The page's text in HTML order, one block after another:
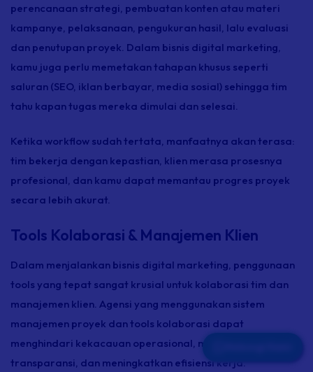
perencanaan strategi, pembuatan konten atau materi
kampanye, pelaksanaan, pengukuran hasil, lalu evaluasi
dan penutupan proyek. Dalam bisnis digital marketing,
kamu juga perlu memetakan tahapan khusus seperti
saluran (SEO, iklan berbayar, media sosial) sehingga tim
tahu kapan tugas mereka dimulai dan selesai.
Ketika workflow sudah tertata, manfaatnya akan terasa:
tim bekerja dengan kepastian, klien merasa prosesnya
profesional, dan kamu dapat memantau progres proyek
secara lebih akurat.
Tools Kolaborasi & Manajemen Klien
Dalam menjalankan bisnis digital marketing, penggunaan
tools yang tepat sangat krusial untuk kolaborasi tim dan
manajemen klien. Agensi yang menggunakan sistem
manajemen proyek dantools kolaborasi dapat
menghindari kekacauan operasional, menjaga
transparansi, dan meningkatkan efisiensi kerja.